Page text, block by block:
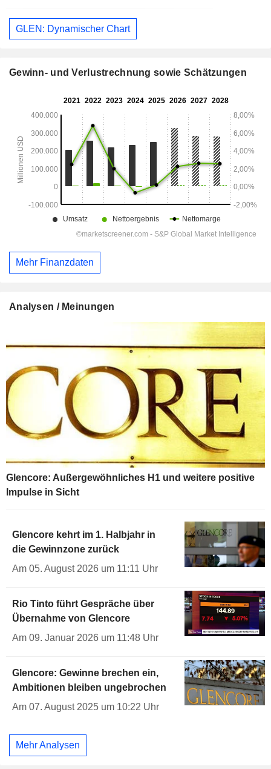
GLEN: Dynamischer Chart
Gewinn- und Verlustrechnung sowie Schätzungen
Mehr Finanzdaten
Analysen / Meinungen
Glencore: Außergewöhnliches H1 und weitere positive
Impulse in Sicht
Glencore kehrt im 1. Halbjahr in
die Gewinnzone zurück
Am 05. August 2026 um 11:11 Uhr
Rio Tinto führt Gespräche über
Übernahme von Glencore
Am 09. Januar 2026 um 11:48 Uhr
Glencore: Gewinne brechen ein,
Ambitionen bleiben ungebrochen
Am 07. August 2025 um 10:22 Uhr
Mehr Analysen